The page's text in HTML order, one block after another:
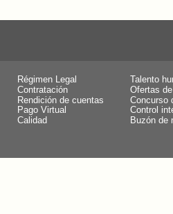
Régimen Legal
Talento
Contratación
Ofertas
Rendición de cuentas
Concurso
Pago Virtual
Control
Calidad
Buzón de